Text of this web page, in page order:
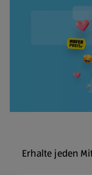
Erhalte jeden